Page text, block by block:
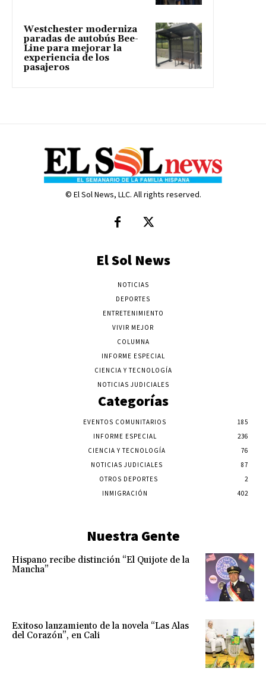
Westchester moderniza
paradas de autobús Bee-
Line para mejorar la
experiencia de los
pasajeros
© El Sol News, LLC. All rights reserved.
El Sol News
NOTICIAS
DEPORTES
ENTRETENIMIENTO
VIVIR MEJOR
COLUMNA
INFORME ESPECIAL
CIENCIA Y TECNOLOGÍA
NOTICIAS JUDICIALES
Categorías
EVENTOS COMUNITARIOS
185
INFORME ESPECIAL
236
CIENCIA Y TECNOLOGÍA
76
NOTICIAS JUDICIALES
87
OTROS DEPORTES
2
INMIGRACIÓN
402
Nuestra Gente
Hispano recibe distinción “El Quijote de la
Mancha”
Exitoso lanzamiento de la novela “Las Alas
del Corazón”, en Cali